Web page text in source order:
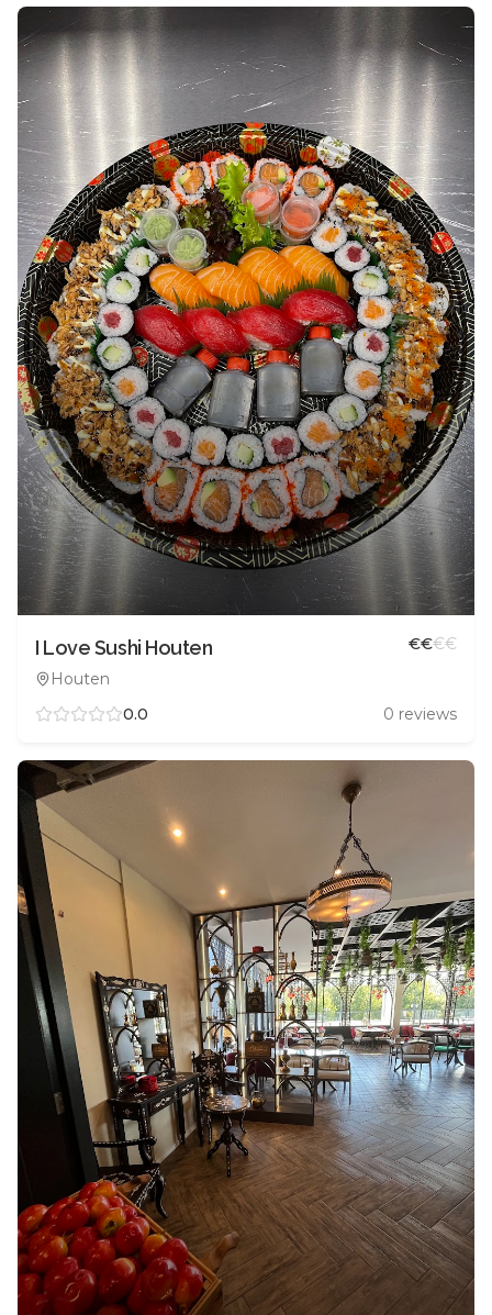
I Love Sushi Houten
Houten
€€€€
0.0 0 reviews